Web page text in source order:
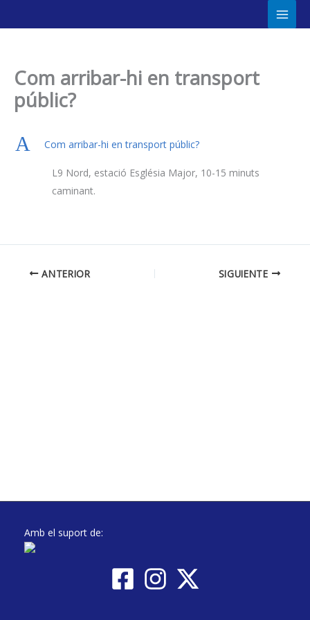
al
Main
Com arribar-hi en transport
públic?
A Com arribar-hi en transport públic?
L9 Nord, estació Església Major, 10-15 minuts
caminant.
ANTERIOR SIGUIENTE
Amb el suport de: